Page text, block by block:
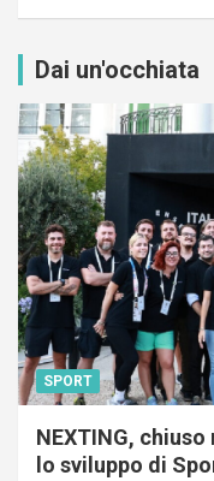
Dai un'occhiata
SPORT
NEXTING,
lo sviluppo di